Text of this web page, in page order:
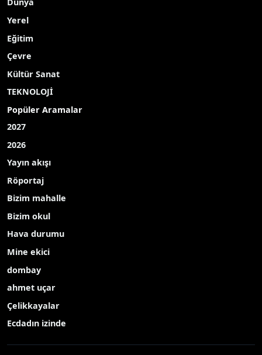
Dünya
Yerel
Eğitim
Çevre
Kültür Sanat
TEKNOLOJİ
Popüler Aramalar
2027
2026
Yayın akışı
Röportaj
Bizim mahalle
Bizim okul
Hava durumu
Mine ekici
dombay
ahmet uçar
Çelikkayalar
Ecdadın izinde